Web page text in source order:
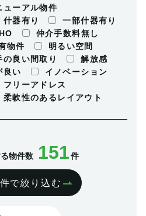
ューアル物件
什器有り
一部什器有り
仲介手数料無し
物件
明るい空間
の良い間取り
解放感
良い
イノベーション
フリーアドレス
柔軟性のあるレイアウト
物件数 151件
で絞り込む